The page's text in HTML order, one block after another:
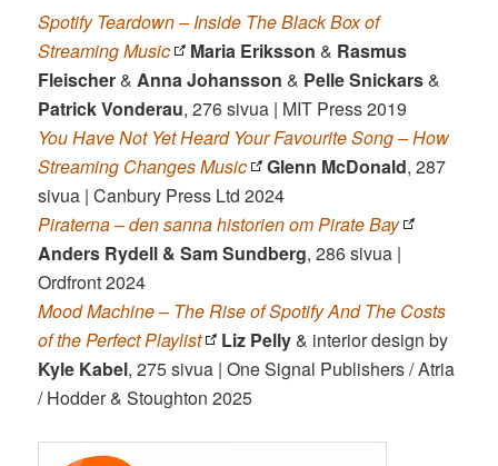
Spotify Teardown – Inside The Black Box of
Streaming Music
Maria Eriksson & Rasmus
Fleischer&Anna Johansson & Pelle Snickars&
Patrick Vonderau, 276 sivua | MIT Press 2019
You Have Not Yet Heard Your Favourite Song – How
Streaming Changes Music
Glenn McDonald, 287
sivua | Canbury Press Ltd 2024
Piraterna – den sanna historien om Pirate Bay
Anders Rydell & Sam Sundberg, 286 sivua |
Ordfront 2024
Mood Machine – The Rise of Spotify And The Costs
of the Perfect Playlist
Liz Pelly& interior design by
Kyle Kabel, 275 sivua | One Signal Publishers / Atria
/ Hodder & Stoughton 2025